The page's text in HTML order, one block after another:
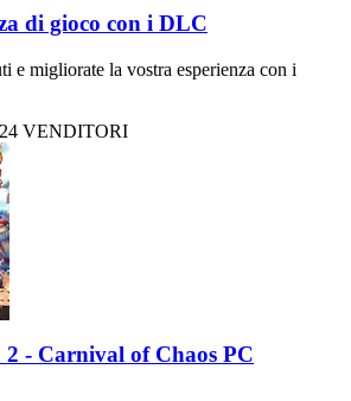
di gioco con i DLC
e migliorate la vostra esperienza con i
VENDITORI
2 - Carnival of Chaos PC